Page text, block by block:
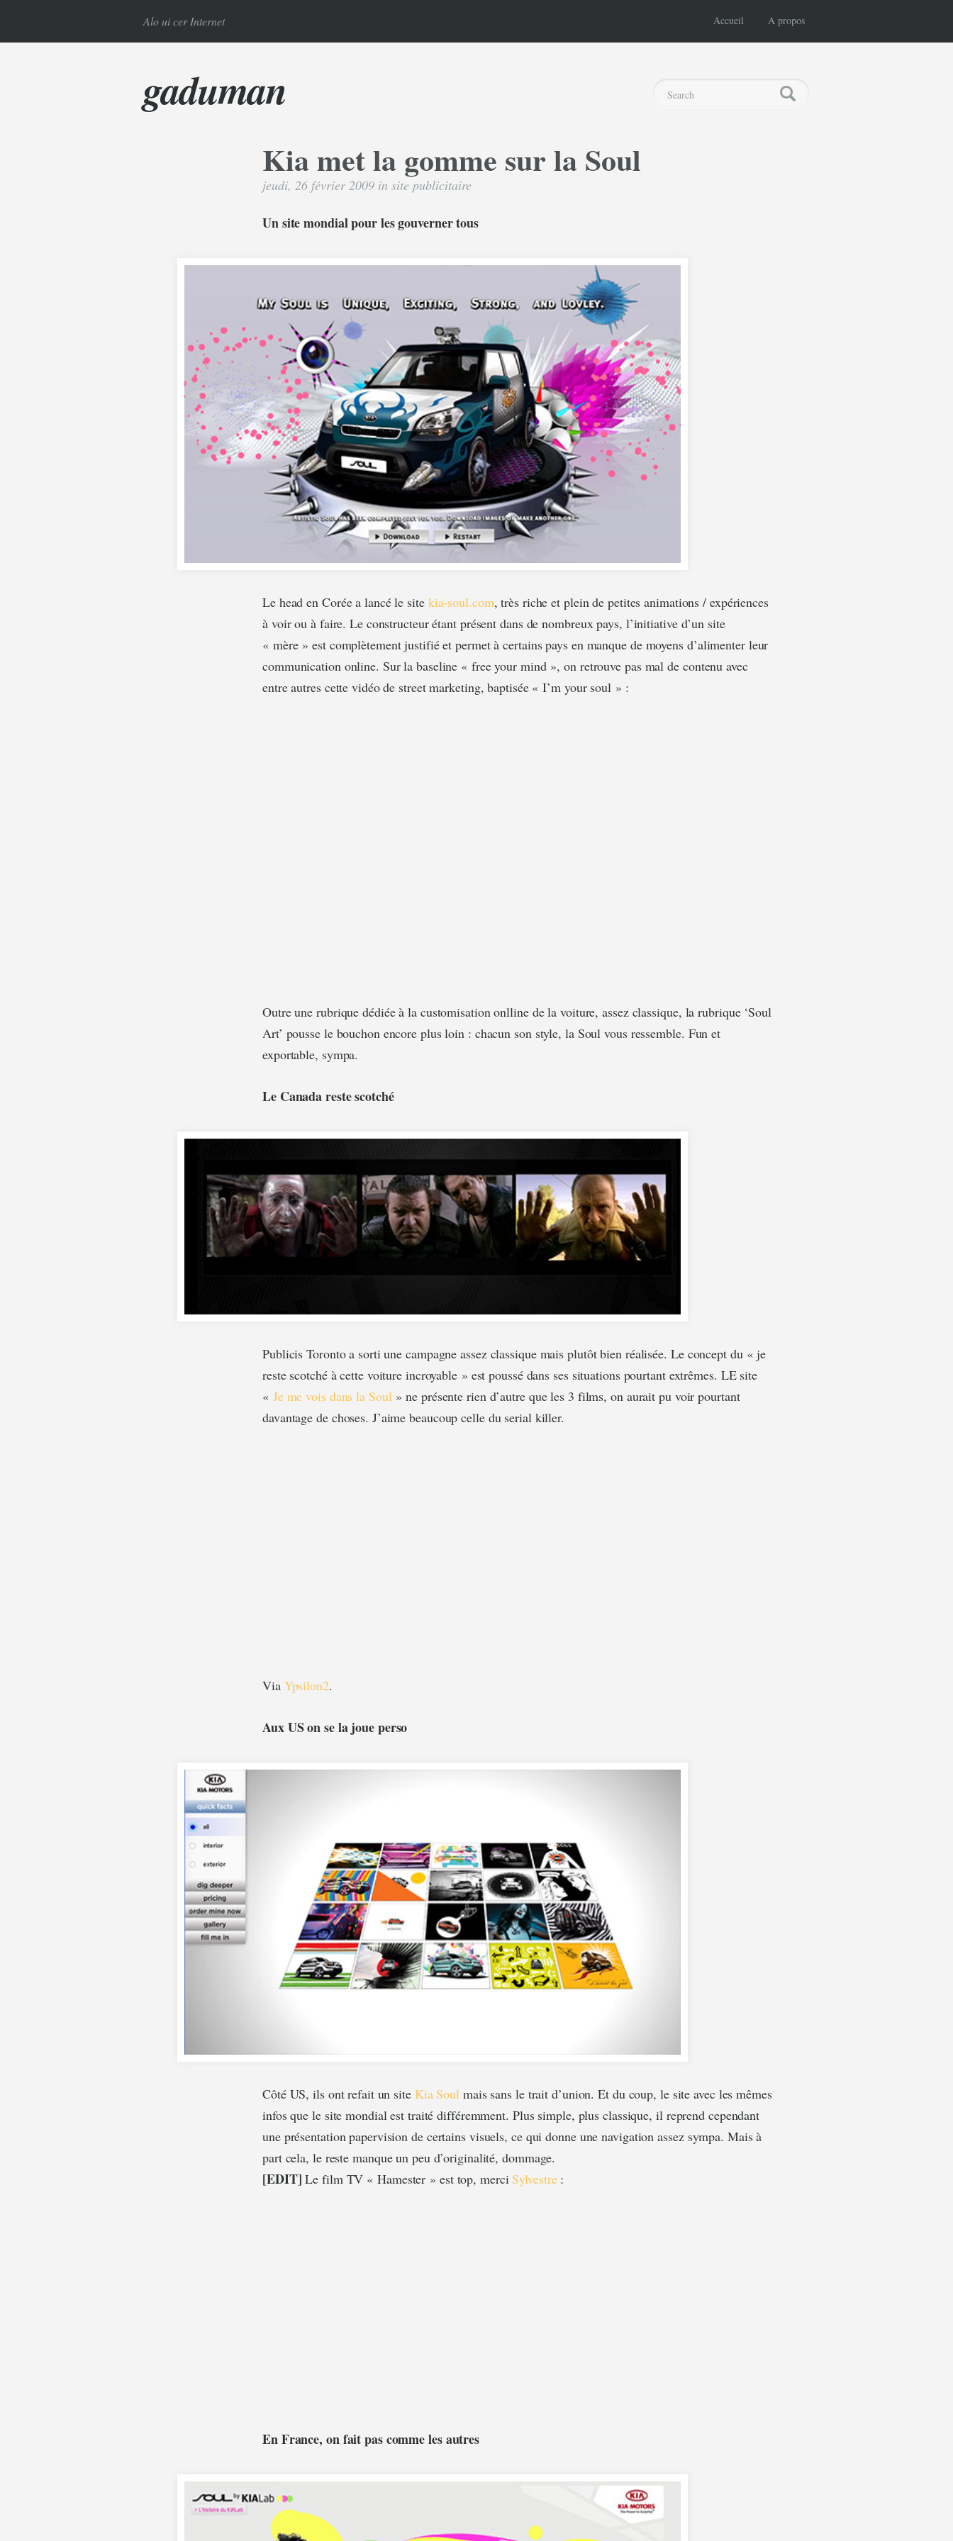
Alo ui cer Internet Accueil A propos
gaduman
Kia met la gomme sur la Soul
jeudi, 26 février 2009 in site publicitaire
Un site mondial pour les gouverner tous
Le head en Corée a lancé le site kia-soul.com, très riche et plein de petites animations / expériences
à voir ou à faire. Le constructeur étant présent dans de nombreux pays, l’initiative d’un site
« mère » est complètement justifié et permet à certains pays en manque de moyens d’alimenter leur
communication online. Sur la baseline « free your mind », on retrouve pas mal de contenu avec
entre autres cette vidéo de street marketing, baptisée « I’m your soul » :
Outre une rubrique dédiée à la customisation onlline de la voiture, assez classique, la rubrique ‘Soul
Art’ pousse le bouchon encore plus loin : chacun son style, la Soul vous ressemble. Fun et
exportable, sympa.
Le Canada reste scotché
Publicis Toronto a sorti une campagne assez classique mais plutôt bien réalisée. Le concept du « je
reste scotché à cette voiture incroyable » est poussé dans ses situations pourtant extrêmes. LE site
« Je me vois dans la Soul » ne présente rien d’autre que les 3 films, on aurait pu voir pourtant
davantage de choses. J’aime beaucoup celle du serial killer.
Via Ypsilon2.
Aux US on se la joue perso
Côté US, ils ont refait un site Kia Soul mais sans le trait d’union. Et du coup, le site avec les mêmes
infos que le site mondial est traité différemment. Plus simple, plus classique, il reprend cependant
une présentation papervision de certains visuels, ce qui donne une navigation assez sympa. Mais à
part cela, le reste manque un peu d’originalité, dommage.
[EDIT] Le film TV « Hamester » est top, merciSylvestre:
En France, on fait pas comme les autres